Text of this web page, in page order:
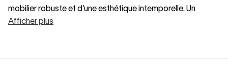
mobilier robuste et d’une esthétique intemporelle. Un
meuble de bain en bois massif apporte du caractère, se
Afficher plus